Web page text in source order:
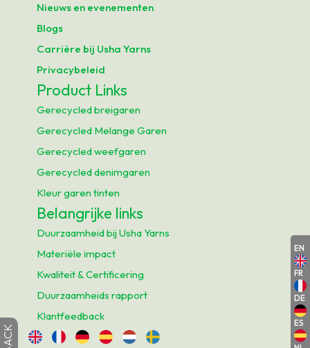
Nieuws en evenementen
Blogs
Carrière bij Usha Yarns
Privacybeleid
Product Links
Gerecycled breigaren
Gerecycled Melange Garen
Gerecycled weefgaren
Gerecycled denimgaren
Kleur garen tinten
Belangrijke links
Duurzaamheid bij Usha Yarns
Materiële impact
Kwaliteit & Certificering
Duurzaamheids rapport
Klantfeedback
EN
FR
DE
ES